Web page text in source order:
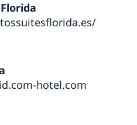
hotel.com